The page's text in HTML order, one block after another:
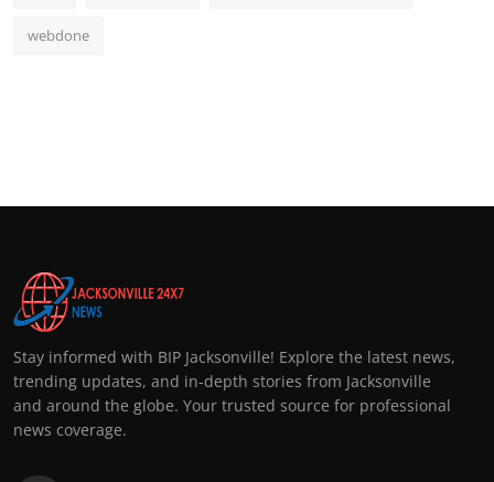
webdone
Stay informed with BIP Jacksonville! Explore the latest news,
trending updates, and in-depth stories from Jacksonville
and around the globe. Your trusted source for professional
news coverage.